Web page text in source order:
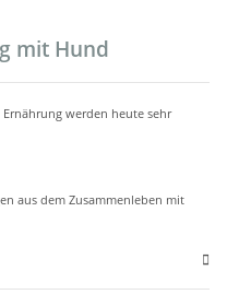
mit Hund
werden heute sehr
aus dem Zusammenleben mit